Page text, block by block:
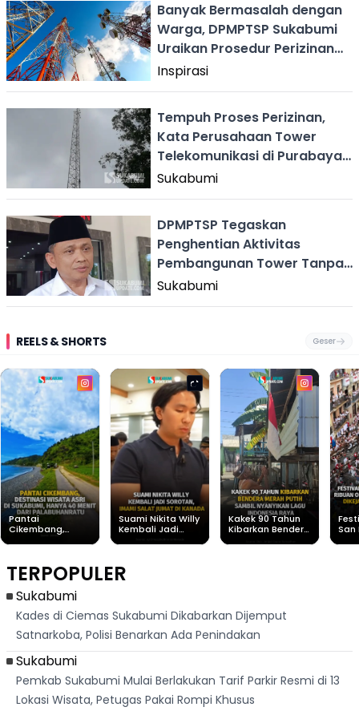
Banyak Bermasalah dengan
Warga, DPMPTSP Sukabumi
Uraikan Prosedur Perizinan
Tower Telekomunikasi
Inspirasi
Tempuh Proses Perizinan,
Kata Perusahaan Tower
Telekomunikasi di Purabaya
Sukabumi yang Disoal Warga
Sukabumi
DPMPTSP Tegaskan
Penghentian Aktivitas
Pembangunan Tower Tanpa
Izin di Sukabumi
Sukabumi
REELS & SHORTS Geser
Pantai
Cikembang,
Dari
Palabuhanratu
Suami Nikita Willy
Kembali Jadi
Kakek 90 Tahun
Kibarkan Bendera
San
TERPOPULER
Sukabumi
Kades di Ciemas Sukabumi Dikabarkan Dijemput
Satnarkoba, Polisi Benarkan Ada Penindakan
Sukabumi
Pemkab Sukabumi Mulai Berlakukan Tarif Parkir Resmi di 13
Lokasi Wisata, Petugas Pakai Rompi Khusus